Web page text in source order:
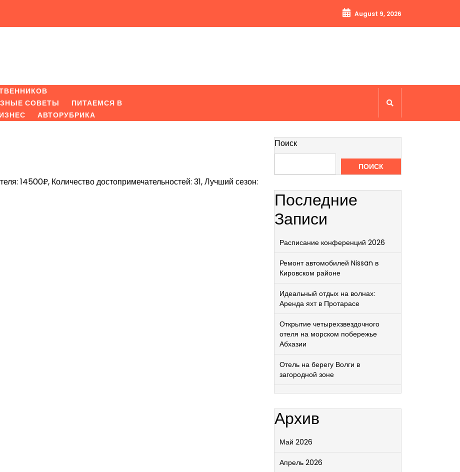
August 9, 2026
СОВЕТЫ
ПИТАЕМСЯ В
АВТОРУБРИКА
14500₽, Количество достопримечательностей: 31, Лучший сезон:
Поиск
ПОИСК
Последние
Записи
Расписание конференций 2026
Ремонт автомобилей Nissan в
Кировском районе
Идеальный отдых на волнах:
Аренда яхт в Протарасе
Открытие четырехзвездочного
отеля на морском побережье
Абхазии
Отель на берегу Волги в
загородной зоне
Архив
Май 2026
Апрель 2026